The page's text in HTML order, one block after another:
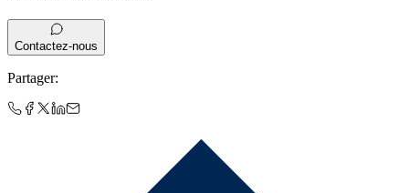
Contactez-nous
Partager: